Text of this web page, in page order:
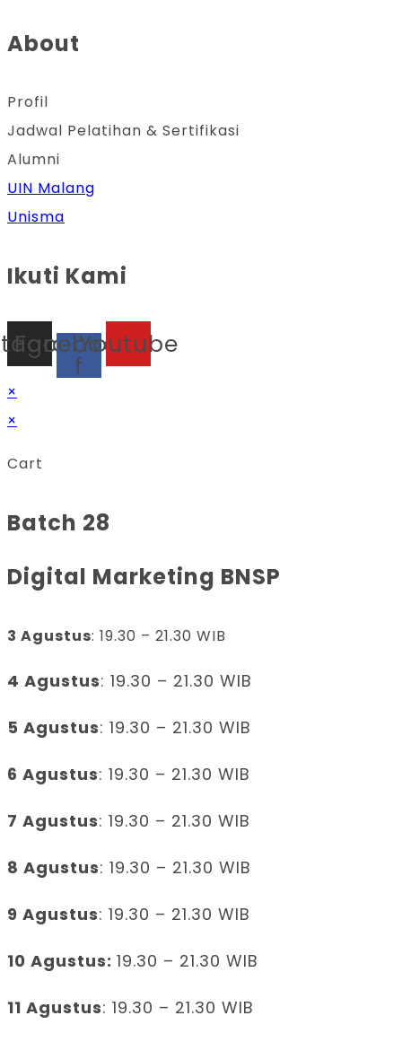
About
Profil
Jadwal Pelatihan & Sertifikasi
Alumni
UIN Malang
Unisma
Ikuti Kami
Facebook-
f
Youtube
×
×
Cart
Batch 28
Digital Marketing BNSP
3 Agustus: 19.30 – 21.30 WIB
4 Agustus: 19.30 – 21.30 WIB
5 Agustus: 19.30 – 21.30 WIB
6 Agustus: 19.30 – 21.30 WIB
7 Agustus: 19.30 – 21.30 WIB
8 Agustus: 19.30 – 21.30 WIB
9 Agustus: 19.30 – 21.30 WIB
10 Agustus: 19.30 – 21.30 WIB
11 Agustus: 19.30 – 21.30 WIB